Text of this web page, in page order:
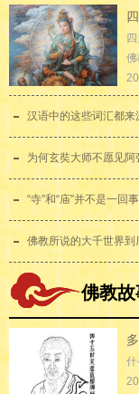
佛
汉语中的这些词汇都来
为何玄奘大师不愿见
“寺”和“庙”并不是一回事
佛教所说的大千世界到
佛教故
什